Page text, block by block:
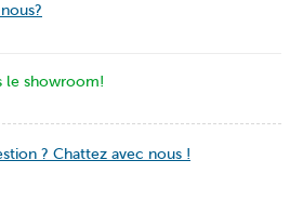
le showroom!
? Chattez avec nous !